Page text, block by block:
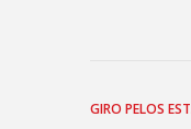
GIRO PELOS